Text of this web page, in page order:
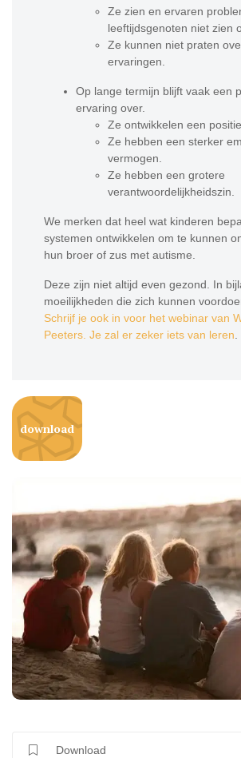
Ze zien en ervaren
leeftijdsgenoten niet zien
Ze kunnen niet praten
ervaringen.
Op lange termijn blijft vaak een
ervaring over.
Ze ontwikkelen een
Ze hebben een sterker
vermogen.
Ze hebben een grotere
verantwoordelijkheidszin.
We merken dat heel wat kinderen
systemen ontwikkelen om te kunnen
hun broer of zus met autisme.
Deze zijn niet altijd even gezond. In
moeilijkheden die zich kunnen
Schrijf je ook in voor het webinar van
Peeters. Je zal er zeker iets van leren
download
Download